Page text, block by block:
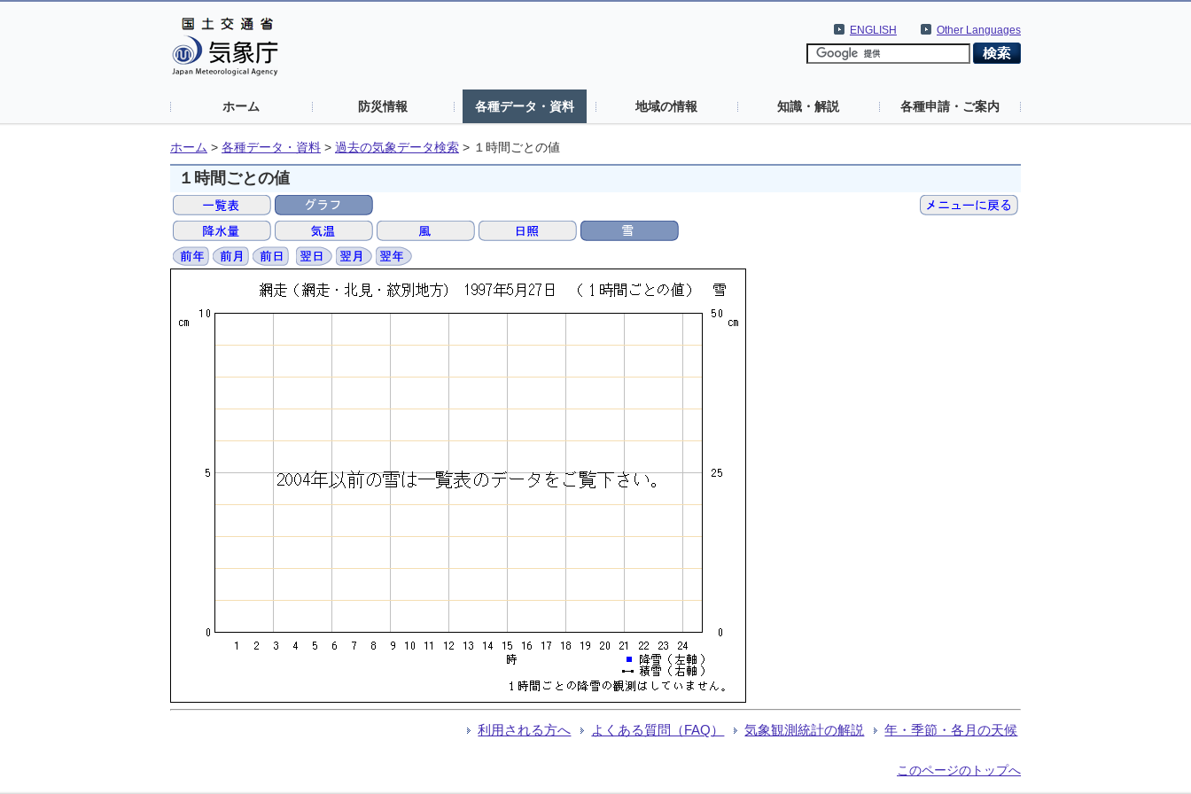
Other Languages
ENGLISH
ホーム 防災情報 各種データ・資料 地域の情報 知識・解説 各種申請・ご案内
ホーム > 各種データ・資料 > 過去の気象データ検索 > １時間ごとの値
１時間ごとの値
利用される方へ よくある質問（FAQ） 気象観測統計の解説 年・季節・各月の天候
このページのトップへ